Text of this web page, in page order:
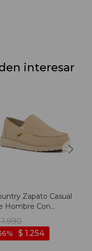
interesar
Zapato Casual
Hombre Con
- Beige - Beige
1.990
$ 1.254